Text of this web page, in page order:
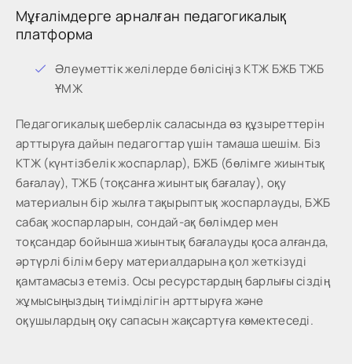
Мұғалімдерге арналған педагогикалық
платформа
Әлеуметтік желілерде бөлісіңіз КТЖ БЖБ ТЖБ
ҰМЖ
Педагогикалық шеберлік саласында өз құзыреттерін
арттыруға дайын педагогтар үшін тамаша шешім. Біз
КТЖ (күнтізбелік жоспарлар), БЖБ (бөлімге жиынтық
бағалау), ТЖБ (тоқсанға жиынтық бағалау), оқу
материалын бір жылға тақырыптық жоспарлауды, БЖБ
сабақ жоспарларын, сондай-ақ бөлімдер мен
тоқсандар бойынша жиынтық бағалауды қоса алғанда,
әртүрлі білім беру материалдарына қол жеткізуді
қамтамасыз етеміз. Осы ресурстардың барлығы сіздің
жұмысыңыздың тиімділігін арттыруға және
оқушылардың оқу сапасын жақсартуға көмектеседі.